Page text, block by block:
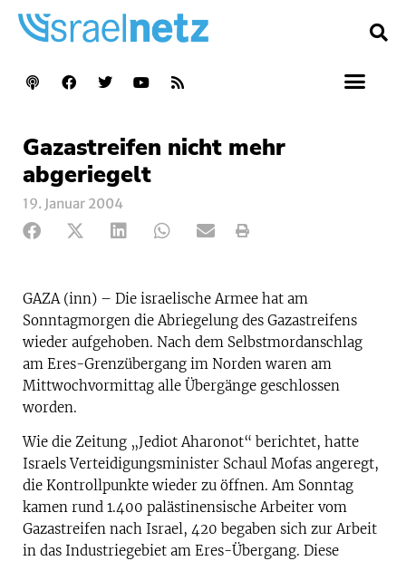
Gazastreifen nicht mehr
abgeriegelt
19. Januar 2004
GAZA (inn) – Die israelische Armee hat am
Sonntagmorgen die Abriegelung des Gazastreifens
wieder aufgehoben. Nach dem Selbstmordanschlag
am Eres-Grenzübergang im Norden waren am
Mittwochvormittag alle Übergänge geschlossen
worden.
Wie die Zeitung „Jediot Aharonot“ berichtet, hatte
Israels Verteidigungsminister Schaul Mofas angeregt,
die Kontrollpunkte wieder zu öffnen. Am Sonntag
kamen rund 1.400 palästinensische Arbeiter vom
Gazastreifen nach Israel, 420 begaben sich zur Arbeit
in das Industriegebiet am Eres-Übergang. Diese